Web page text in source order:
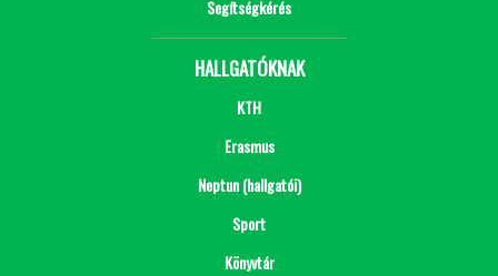
Segítségkérés
HALLGATÓKNAK
KTH
Erasmus
Neptun (hallgatói)
Sport
Könyvtár